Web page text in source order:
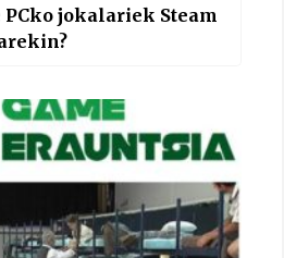
jokalariek Steam